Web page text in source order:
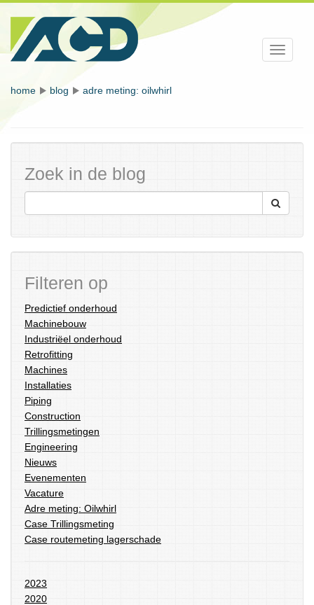
Toggle
home blog adre meting: oilwhirl
Zoek in de blog
Filteren op
Predictief onderhoud
Machinebouw
Industriëel onderhoud
Retrofitting
Machines
Installaties
Piping
Construction
Trillingsmetingen
Engineering
Nieuws
Evenementen
Vacature
Adre meting: Oilwhirl
Case Trillingsmeting
Case routemeting lagerschade
2023
2020